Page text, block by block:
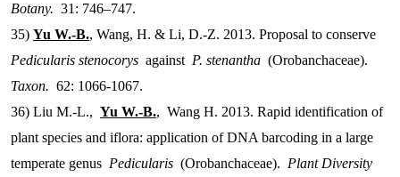
Botany. 31: 746–747.
35) Yu W.-B., Wang, H. & Li, D.-Z. 2013. Proposal to conserve
Pedicularis stenocorys against P. stenantha (Orobanchaceae).
Taxon. 62: 1066-1067.
36) Liu M.-L., Yu W.-B., Wang H. 2013. Rapid identification of
plant species and iflora: application of DNA barcoding in a large
temperate genus Pedicularis (Orobanchaceae). Plant Diversity